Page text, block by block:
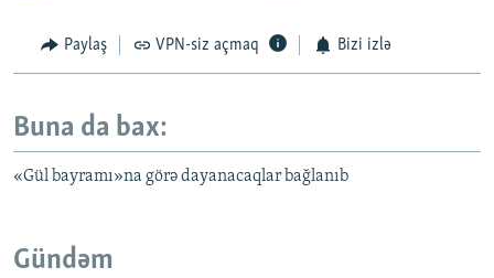
Paylaş VPN-siz açmaq Bizi izlə
Buna da bax:
«Gül bayramı»na görə dayanacaqlar bağlanıb
Gündəm